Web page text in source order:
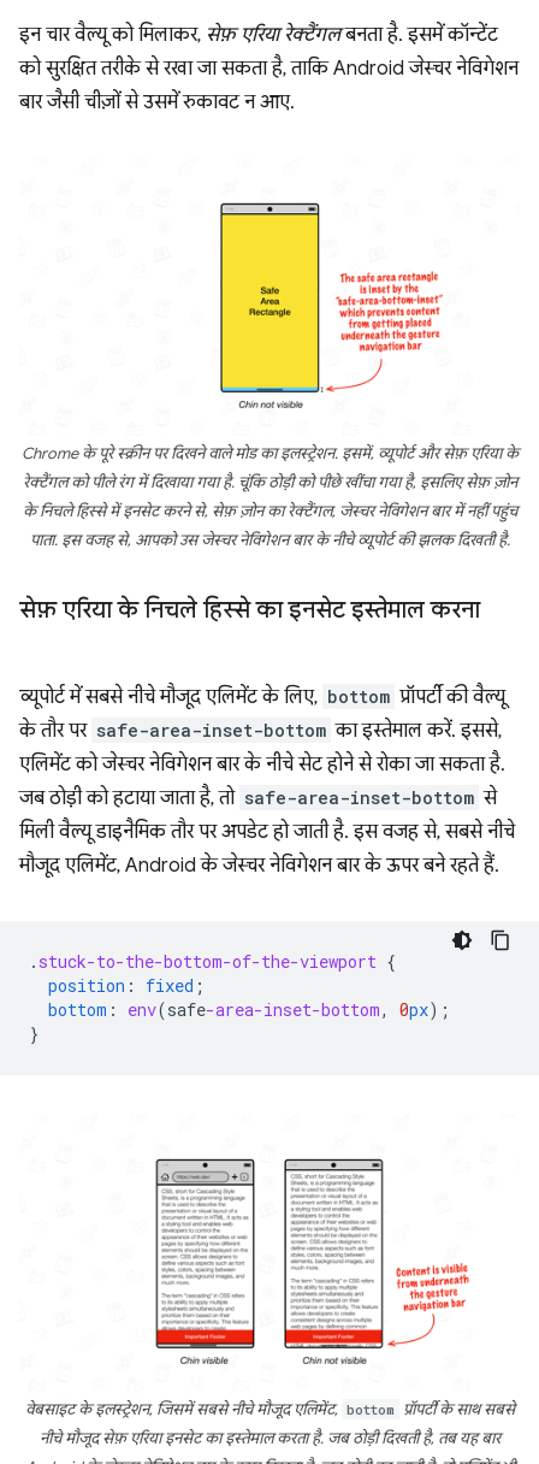
इन चार वैल्यू को मिलाकर, सेफ़ एरिया रेक्टैंगलबनता है. इसमें कॉन्टेंट
को सुरक्षित तरीके से रखा जा सकता है, ताकि Android जेस्चर नेविगेशन
बार जैसी चीज़ों से उसमें रुकावट न आए.
Chrome के पूरे स्क्रीन पर दिखने वाले मोड का इलस्ट्रेशन. इसमें, व्यूपोर्ट और सेफ़ एरिया के
रेक्टैंगल को पीले रंग में दिखाया गया है. चूंकि ठोड़ी को पीछे खींचा गया है, इसलिए सेफ़ ज़ोन
के निचले हिस्से में इनसेट करने से, सेफ़ ज़ोन का रेक्टैंगल, जेस्चर नेविगेशन बार में नहीं पहुंच
पाता. इस वजह से, आपको उस जेस्चर नेविगेशन बार के नीचे व्यूपोर्ट की झलक दिखती है.
सेफ़ एरिया के निचले हिस्से का इनसेट इस्तेमाल करना
व्यूपोर्ट में सबसे नीचे मौजूद एलिमेंट के लिए, bottom प्रॉपर्टी की वैल्यू
के तौर पर safe-area-inset-bottom का इस्तेमाल करें. इससे,
एलिमेंट को जेस्चर नेविगेशन बार के नीचे सेट होने से रोका जा सकता है.
जब ठोड़ी को हटाया जाता है, तो safe-area-inset-bottom से
मिली वैल्यू डाइनैमिक तौर पर अपडेट हो जाती है. इस वजह से, सबसे नीचे
मौजूद एलिमेंट, Android के जेस्चर नेविगेशन बार के ऊपर बने रहते हैं.
. stuck-to-the-bottom-of-the-viewport {
position : fixed ;
bottom : env(safe-area-inset-bottom, 0px);
}
वेबसाइट के इलस्ट्रेशन, जिसमें सबसे नीचे मौजूद एलिमेंट, bottom प्रॉपर्टी के साथ सबसे
नीचे मौजूद सेफ़ एरिया इनसेट का इस्तेमाल करता है. जब ठोड़ी दिखती है, तब यह बार